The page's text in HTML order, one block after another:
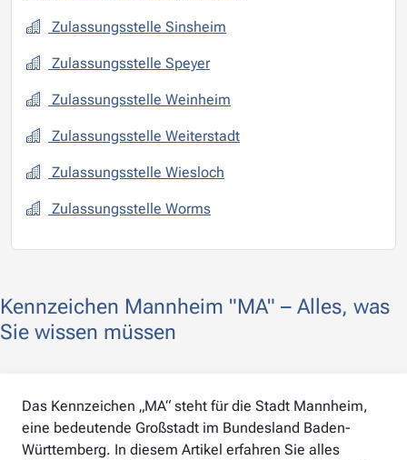
Zulassungsstelle Sinsheim
Zulassungsstelle Speyer
Zulassungsstelle Weinheim
Zulassungsstelle Weiterstadt
Zulassungsstelle Wiesloch
Zulassungsstelle Worms
Kennzeichen Mannheim "MA" – Alles, was
Sie wissen müssen
Das Kennzeichen „MA“ steht für die Stadt Mannheim,
eine bedeutende Großstadt im Bundesland Baden-
Württemberg. In diesem Artikel erfahren Sie alles